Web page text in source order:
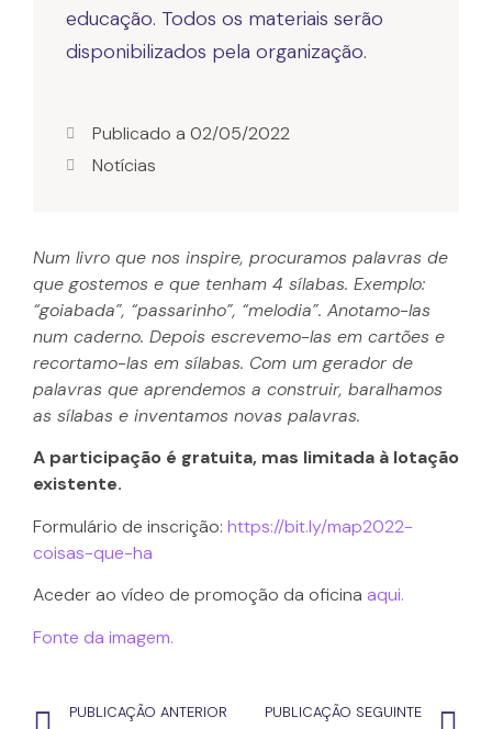
educação. Todos os materiais serão
disponibilizados pela organização.
Publicado a 02/05/2022
Notícias
Num livro que nos inspire, procuramos palavras de
que gostemos e que tenham 4 sílabas. Exemplo:
“goiabada”, “passarinho”, “melodia”. Anotamo-las
num caderno. Depois escrevemo-las em cartões e
recortamo-las em sílabas. Com um gerador de
palavras que aprendemos a construir, baralhamos
as sílabas e inventamos novas palavras.
A participação é gratuita, mas limitada à lotação
existente.
Formulário de inscrição: https://bit.ly/map2022-
coisas-que-ha
Aceder ao vídeo de promoção da oficina aqui.
Fonte da imagem.
PUBLICAÇÃO ANTERIOR PUBLICAÇÃO SEGUINTE